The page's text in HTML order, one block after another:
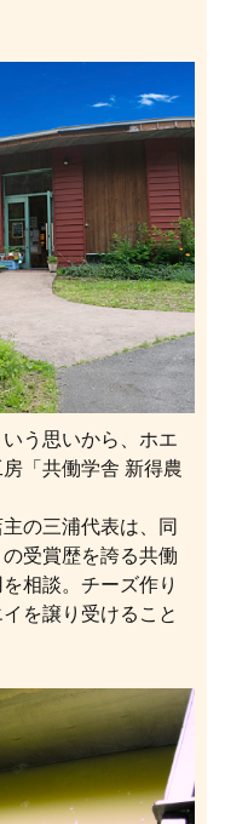
う思いから、ホエ
「共働学舎 新得農
の三浦代表は、同
受賞歴を誇る共働
相談。チーズ作り
を譲り受けること